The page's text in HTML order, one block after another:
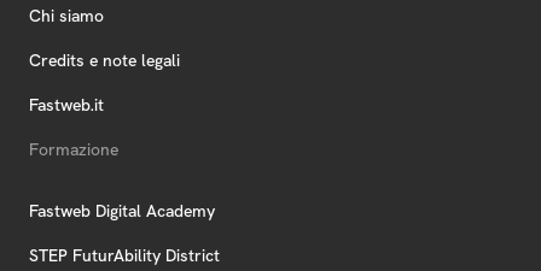
Chi siamo
Credits e note legali
Fastweb.it
Formazione
Fastweb Digital Academy
STEP FuturAbility District